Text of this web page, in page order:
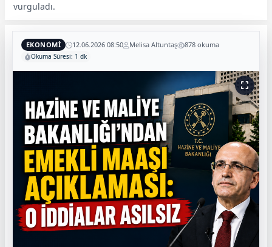
vurguladı.
EKONOMİ 12.06.2026 08:50 Melisa Altuntaş 878 okuma
Okuma Süresi: 1 dk